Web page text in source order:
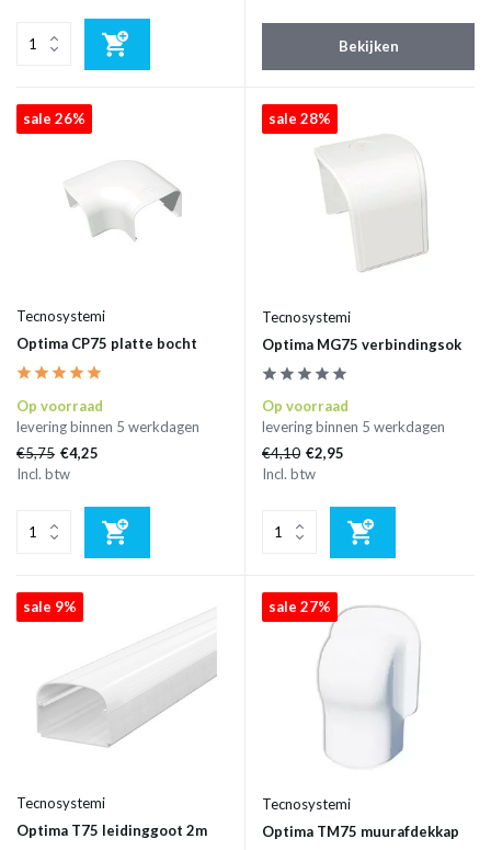
Bekijken
sale 26%
Tecnosystemi
Optima CP75 platte bocht
Op voorraad
levering binnen 5 werkdagen
€5,75 €4,25
Incl. btw
sale 28%
Tecnosystemi
Optima MG75 verbindingsok
Op voorraad
levering binnen 5 werkdagen
€4,10 €2,95
Incl. btw
sale 9%
Tecnosystemi
Optima T75 leidinggoot 2m
sale 27%
Tecnosystemi
Optima TM75 muurafdekkap